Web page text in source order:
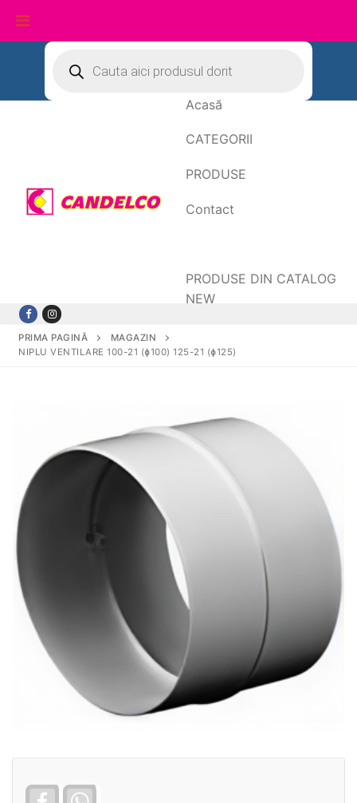
conținut
search
Acasă
CATEGORII
PRODUSE
Contact
PRODUSE DIN CATALOG
NEW
PRIMA PAGINĂ
MAGAZIN
NIPLU VENTILARE 100-21 (ɸ100) 125-21 (ɸ125)
Facebook